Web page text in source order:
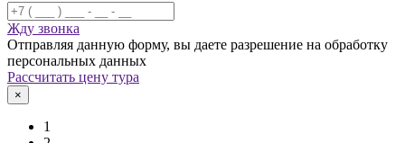
Жду звонка
Отправляя данную форму, вы даете разрешение на обработку
персональных данных
Рассчитать цену тура
×
1